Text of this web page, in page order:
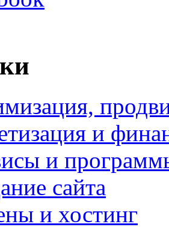
и
и
сайта
и хостинг